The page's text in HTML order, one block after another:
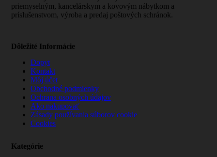
priemyselným, kancelárskym a kovovým nábytkom a
príslušenstvom, výroba a predaj poštových schránok.
Dôležité Informácie
Dopyt
Kontakt
Môj účet
Obchodné podmienky
Ochrana osobných údajov
Ako nakupovať
Zásady používania súborov cookie
Cookies
Kategórie